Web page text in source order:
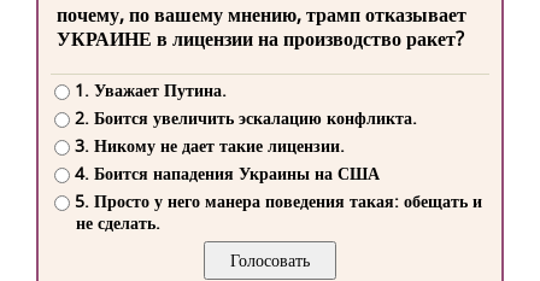
почему, по вашему мнению, трамп отказывает
УКРАИНЕ в лицензии на производство ракет?
1. Уважает Путина.
2. Боится увеличить эскалацию конфликта.
3. Никому не дает такие лицензии.
4. Боится нападения Украины на США
5. Просто у него манера поведения такая: обещать и
не сделать.